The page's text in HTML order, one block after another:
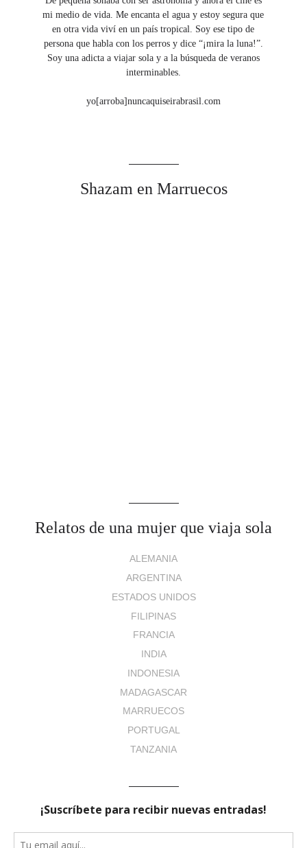
mi medio de vida. Me encanta el agua y estoy segura que
en otra vida viví en un país tropical. Soy ese tipo de
persona que habla con los perros y dice “¡mira la luna!”.
Soy una adicta a viajar sola y a la búsqueda de veranos
interminables.
yo[arroba]nuncaquiseirabrasil.com
Shazam en Marruecos
Relatos de una mujer que viaja sola
ALEMANIA
ARGENTINA
ESTADOS UNIDOS
FILIPINAS
FRANCIA
INDIA
INDONESIA
MADAGASCAR
MARRUECOS
PORTUGAL
TANZANIA